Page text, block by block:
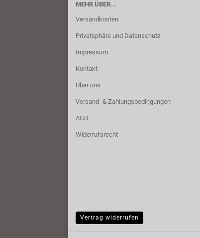
MEHR ÜBER...
Versandkosten
Privatsphäre und Datenschutz
Impressum
Kontakt
Über uns
Versand- & Zahlungsbedingungen
AGB
Widerrufsrecht
Vertrag widerrufen